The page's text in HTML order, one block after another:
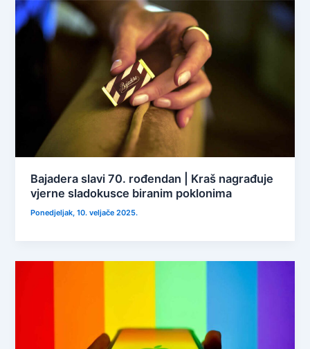
Bajadera slavi 70. rođendan | Kraš nagrađuje
vjerne sladokusce biranim poklonima
Ponedjeljak, 10. veljače 2025.